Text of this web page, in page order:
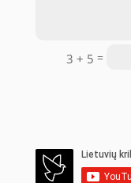
3 + 5 =